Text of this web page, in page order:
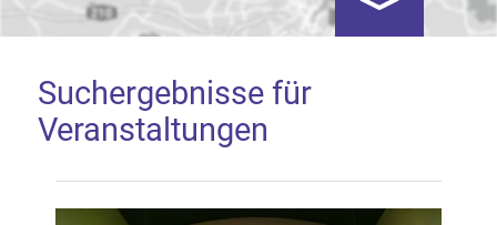
Google Map laden
Kartenansicht
Suchergebnisse für
Veranstaltungen